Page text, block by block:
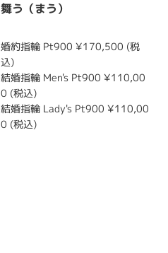
舞う（まう）
婚約指輪 Pt900 ¥170,500 (税
込)
結婚指輪 Men's Pt900 ¥110,00
0 (税込)
結婚指輪 Lady's Pt900 ¥110,00
0 (税込)